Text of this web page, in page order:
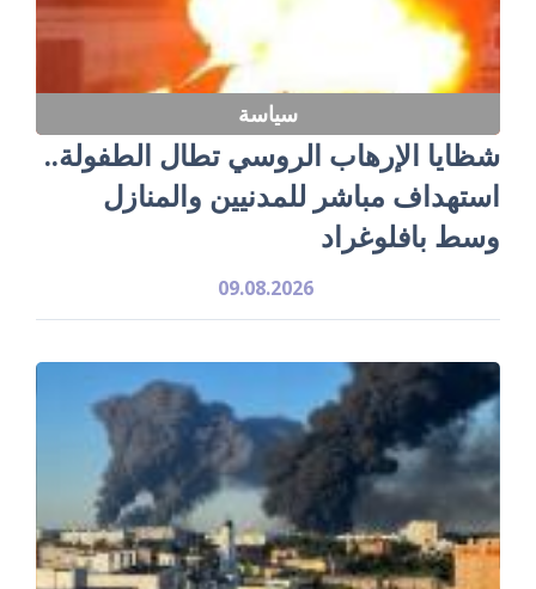
سياسة
شظايا الإرهاب الروسي تطال الطفولة..
استهداف مباشر للمدنيين والمنازل
وسط بافلوغراد
09.08.2026